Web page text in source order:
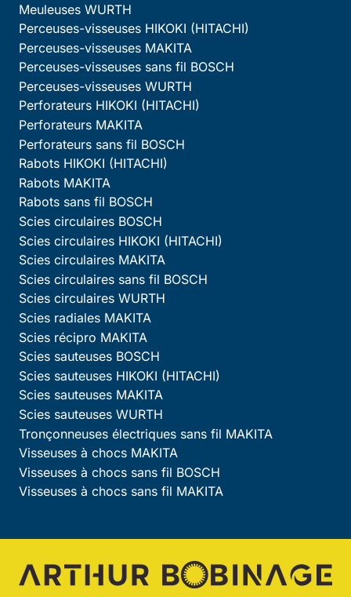
Meuleuses WURTH
Perceuses-visseuses HIKOKI (HITACHI)
Perceuses-visseuses MAKITA
Perceuses-visseuses sans fil BOSCH
Perceuses-visseuses WURTH
Perforateurs HIKOKI (HITACHI)
Perforateurs MAKITA
Perforateurs sans fil BOSCH
Rabots HIKOKI (HITACHI)
Rabots MAKITA
Rabots sans fil BOSCH
Scies circulaires BOSCH
Scies circulaires HIKOKI (HITACHI)
Scies circulaires MAKITA
Scies circulaires sans fil BOSCH
Scies circulaires WURTH
Scies radiales MAKITA
Scies récipro MAKITA
Scies sauteuses BOSCH
Scies sauteuses HIKOKI (HITACHI)
Scies sauteuses MAKITA
Scies sauteuses WURTH
Tronçonneuses électriques sans fil MAKITA
Visseuses à chocs MAKITA
Visseuses à chocs sans fil BOSCH
Visseuses à chocs sans fil MAKITA